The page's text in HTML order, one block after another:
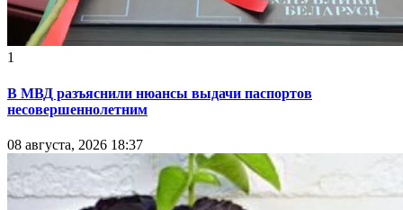
1
В МВД разъяснили нюансы выдачи паспортов
несовершеннолетним
08 августа, 2026 18:37